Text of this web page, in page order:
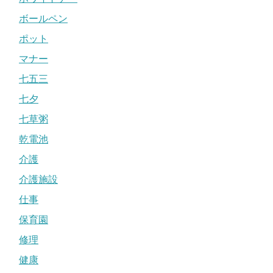
ボールペン
ポット
マナー
七五三
七夕
七草粥
乾電池
介護
介護施設
仕事
保育園
修理
健康